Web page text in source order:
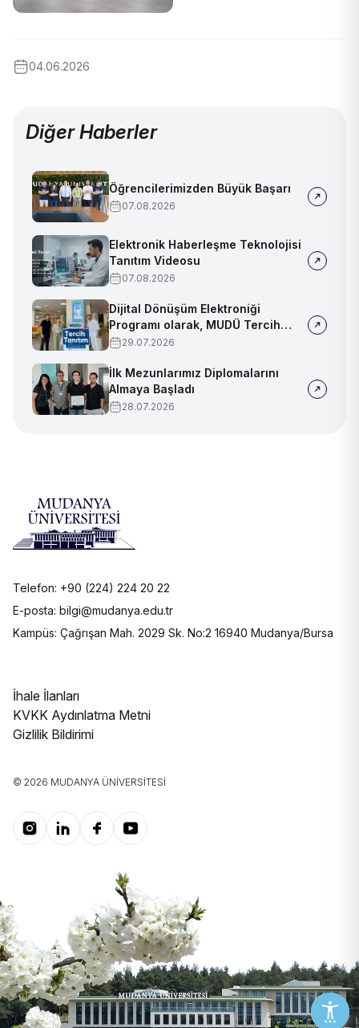
04.06.2026
Diğer Haberler
Öğrencilerimizden Büyük Başarı
07.08.2026
Elektronik Haberleşme Teknolojisi
Tanıtım Videosu
07.08.2026
Dijital Dönüşüm Elektroniği
Programı olarak, MUDÜ Tercih
Tanıtım Günleri'nde biz de
29.07.2026
İlk Mezunlarımız Diplomalarını
Almaya Başladı
28.07.2026
Telefon: +90 (224) 224 20 22
E-posta: bilgi@mudanya.edu.tr
Kampüs: Çağrışan Mah. 2029 Sk. No:2 16940 Mudanya/Bursa
İhale İlanları
KVKK Aydınlatma Metni
Gizlilik Bildirimi
© 2026 MUDANYA ÜNIVERSITESI